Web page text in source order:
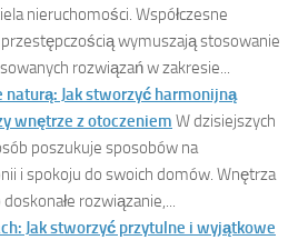
nieruchomości. Współczesne
wymuszają stosowanie
rozwiązań w zakresie...
Jak stworzyć harmonijną
wnętrze z otoczeniem W dzisiejszych
poszukuje sposobów na
i spokoju do swoich domów. Wnętrza
rozwiązanie,...
Jak stworzyć przytulne i wyjątkowe